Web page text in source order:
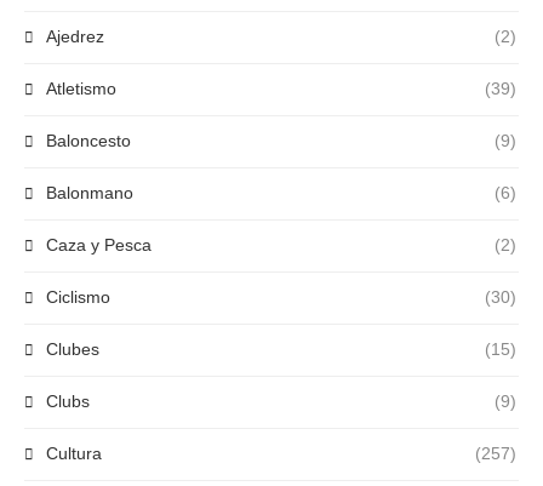
Ajedrez (2)
Atletismo (39)
Baloncesto (9)
Balonmano (6)
Caza y Pesca (2)
Ciclismo (30)
Clubes (15)
Clubs (9)
Cultura (257)